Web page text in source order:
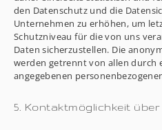
den Datenschutz und die
Unternehmen zu erhöhen, um
Schutzniveau für die von uns
Daten sicherzustellen. Die
werden getrennt von allen durch
angegebenen
5. Kontaktmöglichkeit